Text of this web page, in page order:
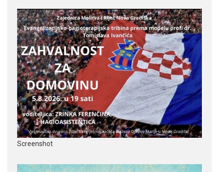
Screenshot